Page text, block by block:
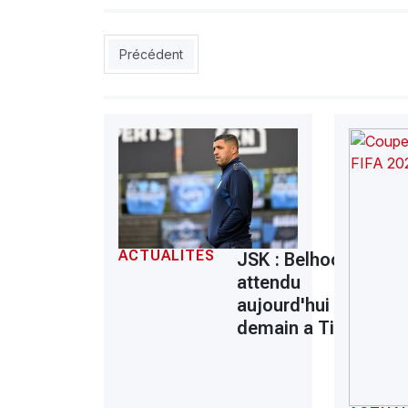
Article précédent : coupe de la CAF: Sahel
Précédent
ACTUALITÉS
JSK : Belhocine
attendu
aujourd'hui ou
demain a Tizi